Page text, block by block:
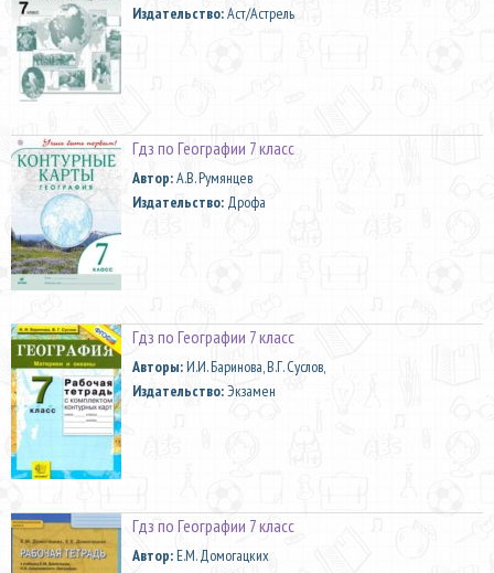
Издательство:Аст/Астрель
Гдз по Географии 7 класс
Автор:А.В. Румянцев
Издательство: Дрофа
Гдз по Географии 7 класс
Aвторы:И.И. Баринова, В.Г. Суслов,
Издательство:Экзамен
Гдз по Географии 7 класс
Автор: Е.М. Домогацких